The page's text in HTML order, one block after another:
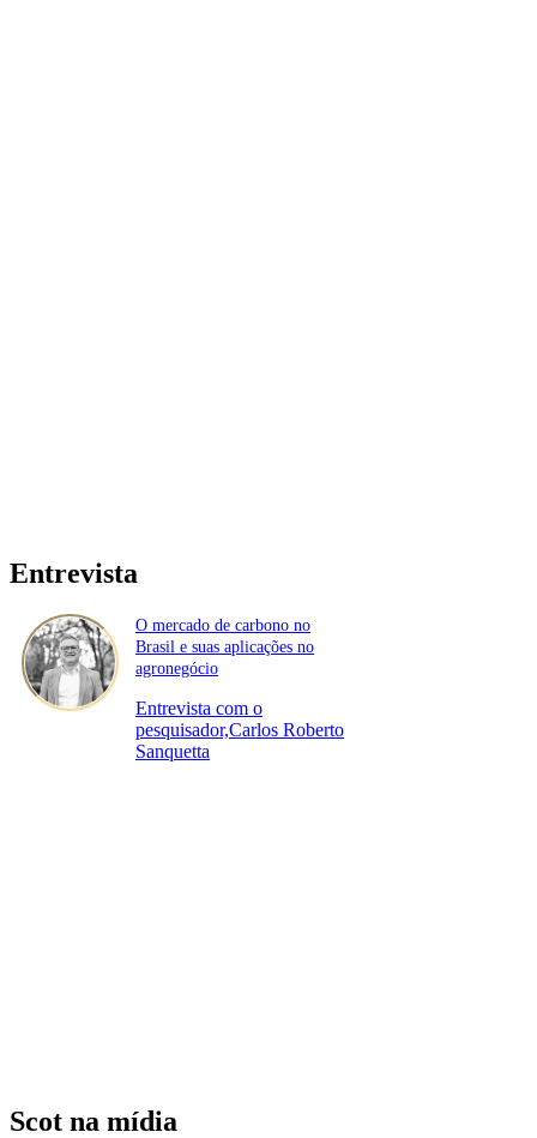
Entrevista
O mercado de carbono no
Brasil e suas aplicações no
agronegócio
Entrevista com o
pesquisador,Carlos Roberto
Sanquetta
Scot na mídia